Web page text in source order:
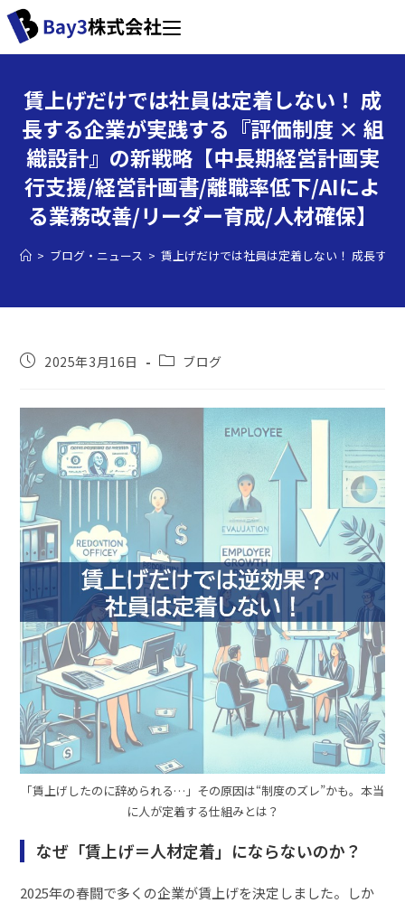
賃上げだけでは社員は定着しない！ 成
長する企業が実践する『評価制度 × 組
織設計』の新戦略【中長期経営計画実
行支援/経営計画書/離職率低下/AIによ
る業務改善/リーダー育成/人材確保】
> ブログ・ニュース > 賃上げだけでは社員は定着しない！ 成長す
2025年3月16日 ブログ
「賃上げしたのに辞められる…」その原因は“制度のズレ”かも。本当
に人が定着する仕組みとは？
なぜ「賃上げ＝人材定着」にならないのか？
2025年の春闘で多くの企業が賃上げを決定しました。しか